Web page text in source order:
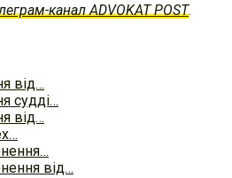
канал ADVOKAT POST.
від…
судді…
від…
від…